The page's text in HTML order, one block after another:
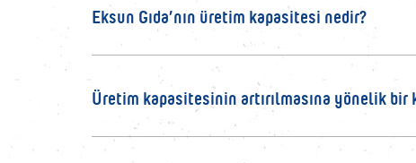
Eksun Gıda’nın üretim kapasitesi nedir?
Üretim kapasitesinin artırılmasına yönelik bir